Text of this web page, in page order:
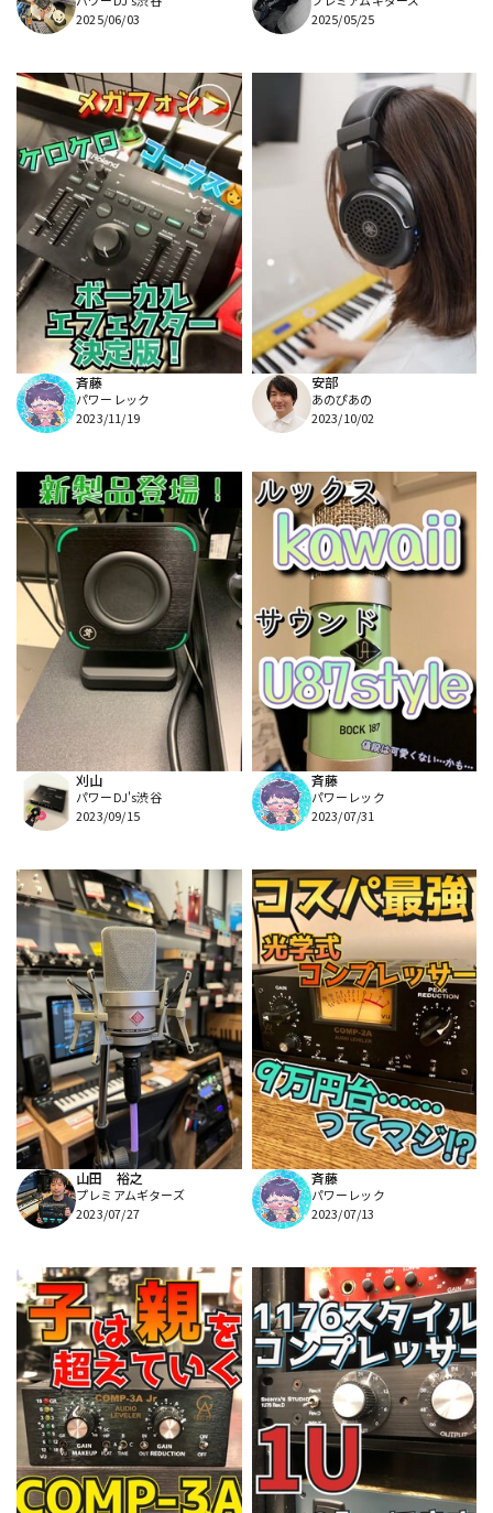
2025/06/03
2025/05/25
斉藤
パワーレック
2023/11/19
安部
あのぴあの
2023/10/02
刈山
パワーDJ's渋谷
2023/09/15
斉藤
パワーレック
2023/07/31
山田 裕之
プレミアムギターズ
2023/07/27
斉藤
パワーレック
2023/07/13